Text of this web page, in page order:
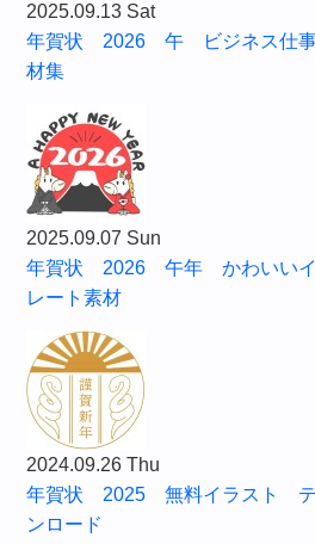
2025.09.13 Sat
年賀状 2026 午 ビジネス仕
材集
2025.09.07 Sun
年賀状 2026 午年 かわいい
レート素材
2024.09.26 Thu
年賀状 2025 無料イラスト テ
ンロード